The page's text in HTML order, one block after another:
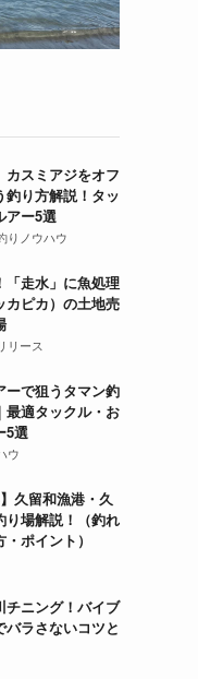
カスミアジをオフ
釣り方解説！タッ
アー5選
りノウハウ
「走水」に魚処理
カピカ）の土地売
リース
ーで狙うタマン釣
最適タックル・お
5選
ウ
】久留和漁港・久
り場解説！（釣れ
ポイント）
チニング！バイブ
バラさないコツと